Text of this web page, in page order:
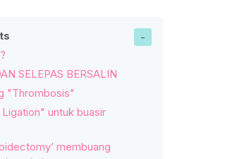
SELEPAS BERSALIN
"Thrombosis"
untuk buasir
membuang